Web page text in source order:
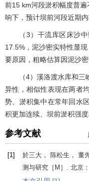
前15 km河段淤积幅度普
响下，预计坝前河段近期
（3）干流库区床沙
17.5%，泥沙密实特性显
要原因，粗略估算因泥沙
（4）溪洛渡水库和
异性，相似性表现在两者
势、淤积集中在常年回水
积更加连续、坝前淤积强
参考文献
[1] 於三大， 陈松生， 董
测与研究 ［M］. 北京